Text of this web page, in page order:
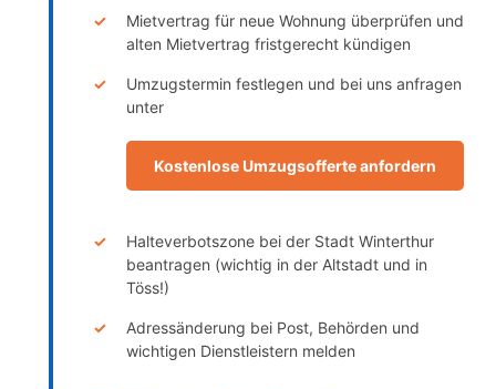
Mietvertrag für neue Wohnung überprüfen und
alten Mietvertrag fristgerecht kündigen
Umzugstermin festlegen und bei uns anfragen
unter
Kostenlose Umzugsofferte anfordern
Halteverbotszone bei der Stadt Winterthur
beantragen (wichtig in der Altstadt und in
Töss!)
Adressänderung bei Post, Behörden und
wichtigen Dienstleistern melden